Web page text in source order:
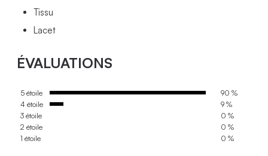
Tissu
Lacet
ÉVALUATIONS
5 étoile
90 %
4 étoile
9 %
3 étoile
0 %
2 étoile
0 %
1 étoile
0 %